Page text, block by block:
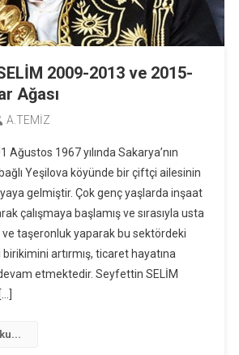
2009-2013 ve 2015-
Ağası
A.TEMİZ
Ağustos 1967 yılında Sakarya’nın
Yeşilova köyünde bir çiftçi ailesinin
gelmiştir. Çok genç yaşlarda inşaat
çalışmaya başlamış ve sırasıyla usta
ve taşeronluk yaparak bu sektördeki
artırmış, ticaret hayatına
etmektedir. Seyfettin SELİM